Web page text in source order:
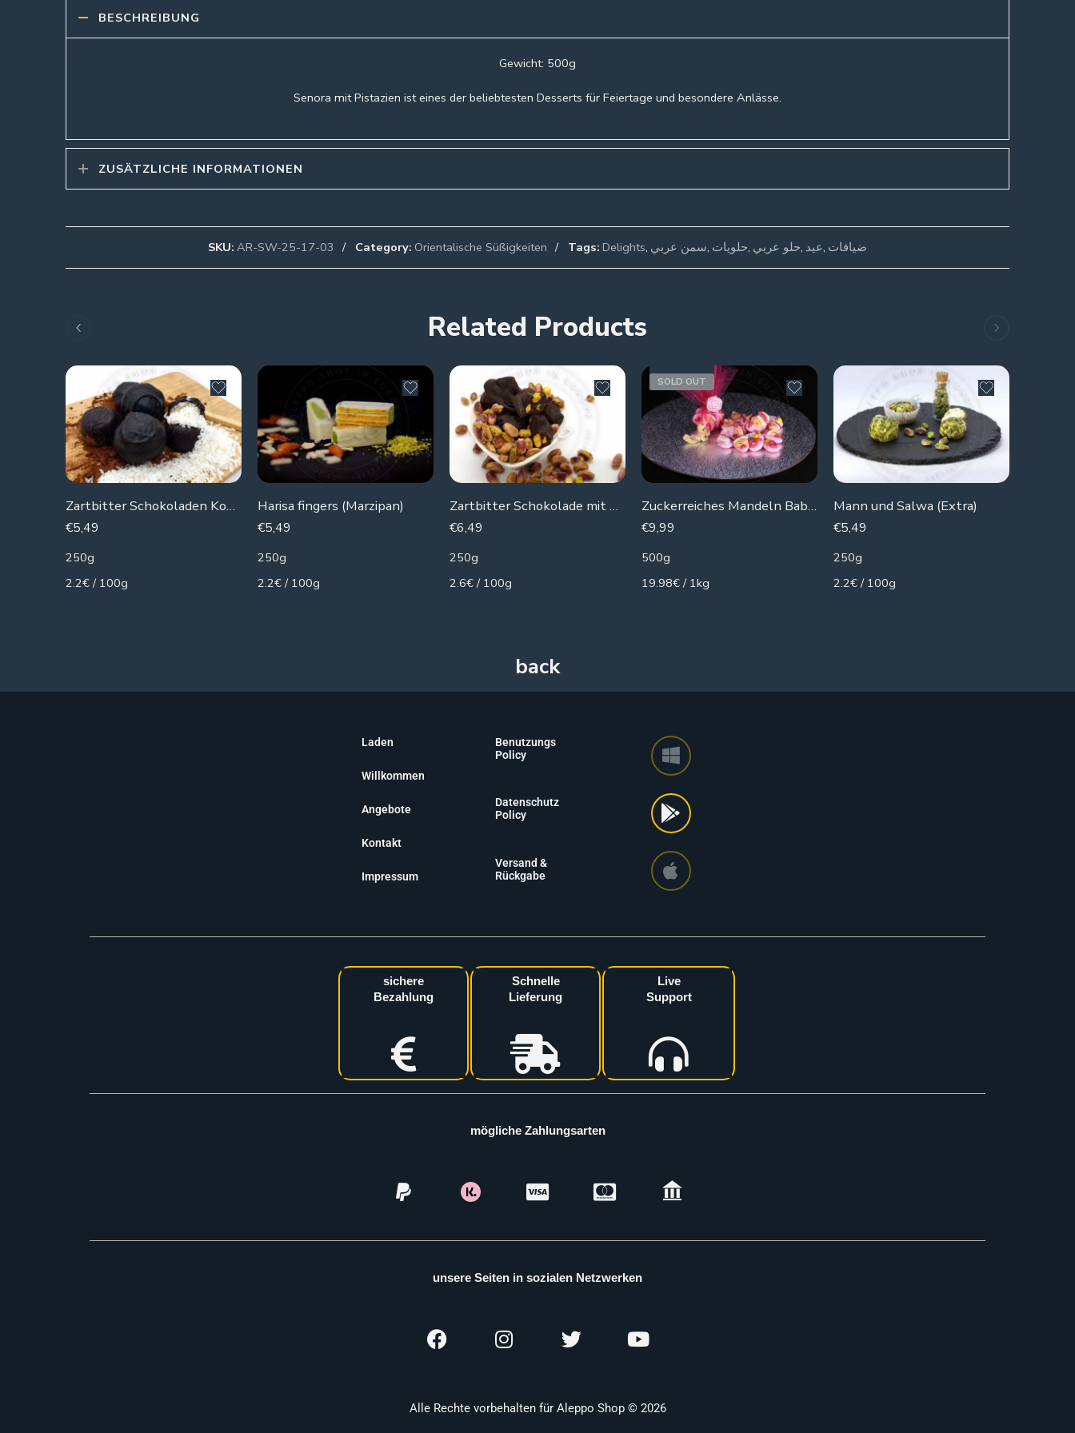
BESCHREIBUNG
Gewicht: 500g
Senora mit Pistazien ist eines der beliebtesten Desserts für Feiertage und besondere Anlässe.
ZUSÄTZLICHE INFORMATIONEN
SKU: AR-SW-25-17-03 Category: Orientalische Süßigkeiten Tags: Delights, سمن عربي, حلويات, حلو عربي, عيد, ضيافات
Related Products
Zartbitter Schokoladen Kokosnuss
€5,49
250g
2.2€ / 100g
Harisa fingers (Marzipan)
€5,49
250g
2.2€ / 100g
Zartbitter Schokolade mit Pistazien
€6,49
250g
2.6€ / 100g
SOLD OUT
Zuckerreiches Mandeln Baby (Rosa)
€9,99
500g
19.98€ / 1kg
Mann und Salwa (Extra)
€5,49
250g
2.2€ / 100g
Laden
Willkommen
Angebote
Kontakt
Impressum
Benutzungs
Policy
Datenschutz
Policy
Versand &
Rückgabe
sichere
Bezahlung
Schnelle
Lieferung
Live
Support
mögliche Zahlungsarten
unsere Seiten in sozialen Netzwerken
Alle Rechte vorbehalten für Aleppo Shop © 2026